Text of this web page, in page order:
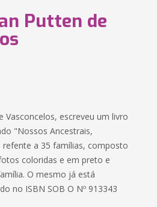
Putten de
Vasconcelos, escreveu um livro
"Nossos Ancestrais,
refente a 35 famílias, composto
coloridas e em preto e
O mesmo já está
no ISBN SOB O Nº 913343